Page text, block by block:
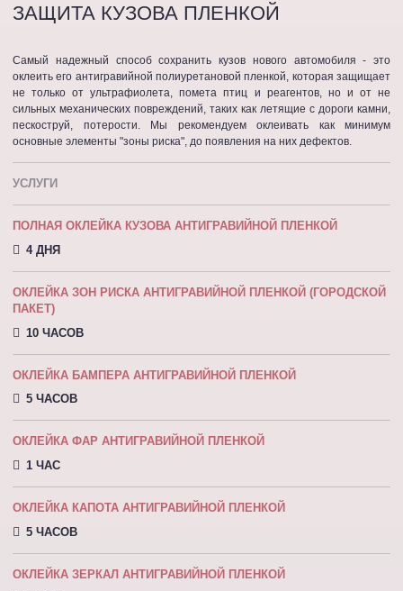
ЗАЩИТА КУЗОВА ПЛЕНКОЙ
Самый надежный способ сохранить кузов нового автомобиля - это
оклеить его антигравийной полиуретановой пленкой, которая защищает
не только от ультрафиолета, помета птиц и реагентов, но и от не
сильных механических повреждений, таких как летящие с дороги камни,
пескоструй, потерости. Мы рекомендуем оклеивать как минимум
основные элементы "зоны риска", до появления на них дефектов.
УСЛУГИ
ПОЛНАЯ ОКЛЕЙКА КУЗОВА АНТИГРАВИЙНОЙ ПЛЕНКОЙ
4 ДНЯ
ОКЛЕЙКА ЗОН РИСКА АНТИГРАВИЙНОЙ ПЛЕНКОЙ (ГОРОДСКОЙ
ПАКЕТ)
10 ЧАСОВ
ОКЛЕЙКА БАМПЕРА АНТИГРАВИЙНОЙ ПЛЕНКОЙ
5 ЧАСОВ
ОКЛЕЙКА ФАР АНТИГРАВИЙНОЙ ПЛЕНКОЙ
1 ЧАС
ОКЛЕЙКА КАПОТА АНТИГРАВИЙНОЙ ПЛEНКOЙ
5 ЧАСОВ
ОКЛЕЙКА ЗЕРКАЛ АНТИГРАВИЙНОЙ ПЛЕНКОЙ